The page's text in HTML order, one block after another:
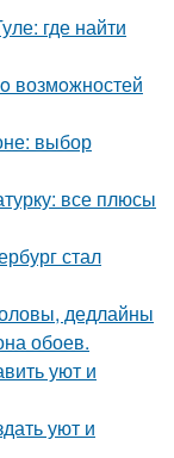
где найти
возмoжностей
выбор
все плюсы
стал
дедлайны
обоев.
уют и
уют и